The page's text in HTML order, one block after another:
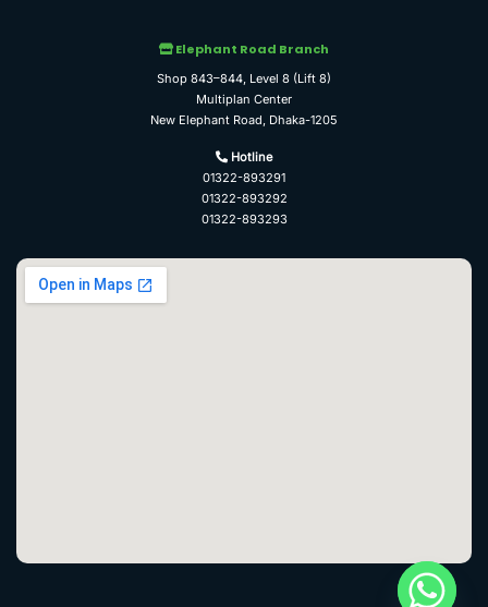
Elephant Road Branch
Shop 843–844, Level 8 (Lift 8)
Multiplan Center
New Elephant Road, Dhaka-1205
Hotline
01322-893291
01322-893292
01322-893293